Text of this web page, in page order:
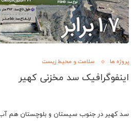
پروژه ها سلامت و محیط زیست
اینفوگرافیک سد مخزنی کهیر
سد کهیر در جنوب سیستان و بلوچستان هم